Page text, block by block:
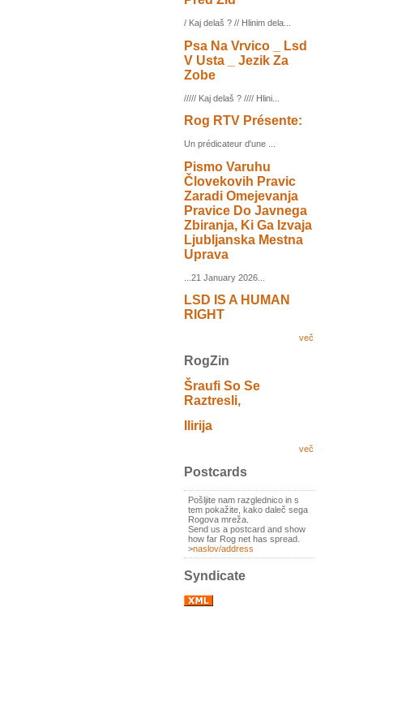
/ Kaj delaš ? // Hlinim dela...
Psa Na Vrvico _ Lsd
V Usta _ Jezik Za
Zobe
///// Kaj delaš ? //// Hlini...
Rog RTV Présente:
Un prédicateur d'une ...
Pismo Varuhu
Človekovih Pravic
Zaradi Omejevanja
Pravice Do Javnega
Zbiranja, Ki Ga Izvaja
Ljubljanska Mestna
Uprava
...21 January 2026...
LSD IS A HUMAN
RIGHT
več
RogZin
Šraufi So Se
Raztresli,
Ilirija
več
Postcards
Pošljite nam razglednico in s
tem pokažite, kako daleč sega
Rogova mreža.
Send us a postcard and show
how far Rog net has spread.
>naslov/address
Syndicate